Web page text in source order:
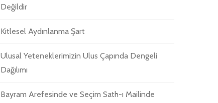
Değildir
Kitlesel Aydınlanma Şart
Ulusal Yeteneklerimizin Ulus Çapında Dengeli
Dağılımı
Bayram Arefesinde ve Seçim Sath-ı Mailinde